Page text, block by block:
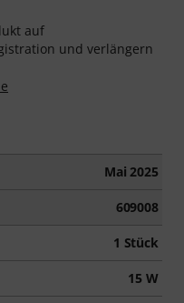
auf
und verlängern
Mai 2025
609008
1 Stück
15 W